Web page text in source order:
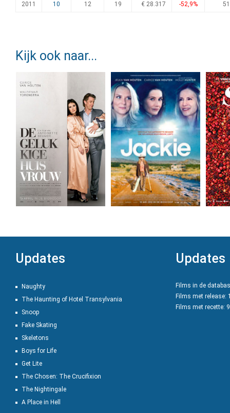
2011 10 12 19 € 28.317 -52,9% 51
Kijk ook naar...
Updates
Naughty
The Haunting of Hotel Transylvania
Snoop
Fake Skating
Skeletons
Boys for Life
Get Lite
The Chosen: The Crucifixion
The Nightingale
A Place in Hell
Updates
Films in de
Films met release:
Films met recette: